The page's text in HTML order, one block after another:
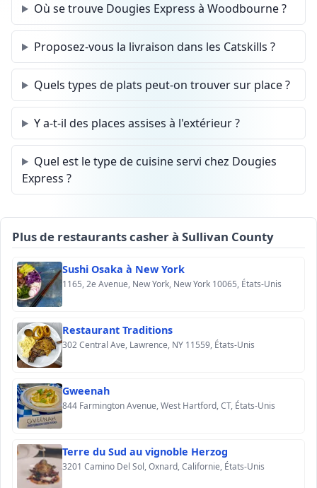
Où se trouve Dougies Express à Woodbourne ?
Proposez-vous la livraison dans les Catskills ?
Quels types de plats peut-on trouver sur place ?
Y a-t-il des places assises à l'extérieur ?
Quel est le type de cuisine servi chez Dougies
Express ?
Plus de restaurants casher à Sullivan County
Sushi Osaka à New York
1165, 2e Avenue, New York, New York 10065, États-Unis
Restaurant Traditions
302 Central Ave, Lawrence, NY 11559, États-Unis
Gweenah
844 Farmington Avenue, West Hartford, CT, États-Unis
Terre du Sud au vignoble Herzog
3201 Camino Del Sol, Oxnard, Californie, États-Unis